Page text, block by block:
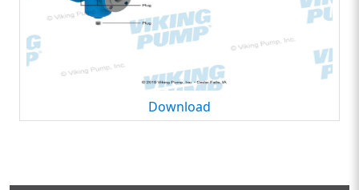
Download